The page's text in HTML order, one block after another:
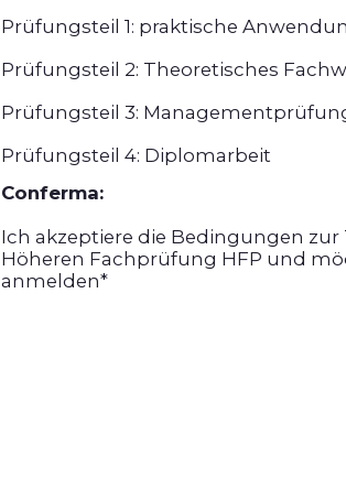
Prüfungsteil 1: praktische
Prüfungsteil 2: Theoretisches
Prüfungsteil 3:
Prüfungsteil 4: Diplomarbeit
Conferma:
Ich akzeptiere die Bedingungen zur
Höheren Fachprüfung HFP und
anmelden*